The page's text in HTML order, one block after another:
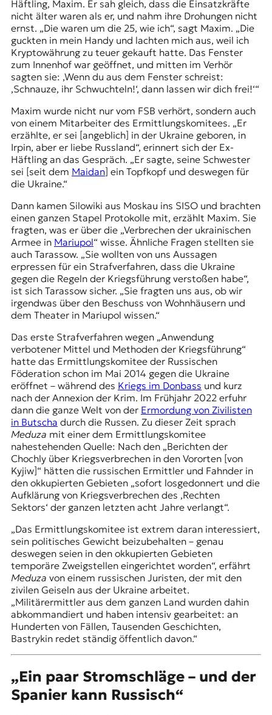
Häftling, Maxim. Er sah gleich, dass die Einsatzkräfte
nicht älter waren als er, und nahm ihre Drohungen nicht
ernst. „Die waren um die 25, wie ich“, sagt Maxim. „Die
guckten in mein Handy und lachten mich aus, weil ich
Kryptowährung zu teuer gekauft hatte. Das Fenster
zum Innenhof war geöffnet, und mitten im Verhör
sagten sie: ‚Wenn du aus dem Fenster schreist:
‚Schnauze, ihr Schwuchteln!‘, dann lassen wir dich frei!‘“
Maxim wurde nicht nur vom FSB verhört, sondern auch
von einem Mitarbeiter des Ermittlungskomitees. „Er
erzählte, er sei [angeblich] in der Ukraine geboren, in
Irpin, aber er liebe Russland“, erinnert sich der Ex-
Häftling an das Gespräch. „Er sagte, seine Schwester
sei [seit dem Maidan] ein Topfkopfund deswegen für
die Ukraine.“
Dann kamen Silowiki aus Moskau ins SISO und brachten
einen ganzen Stapel Protokolle mit, erzählt Maxim. Sie
fragten, was er über die „Verbrechen der ukrainischen
Armee in Mariupol“ wisse. Ähnliche Fragen stellten sie
auch Tarassow. „Sie wollten von uns Aussagen
erpressen für ein Strafverfahren, dass die Ukraine
gegen die Regeln der Kriegsführung verstoßen habe“,
ist sich Tarassow sicher. „Sie fragten uns aus, ob wir
irgendwas über den Beschuss von Wohnhäusern und
dem Theater in Mariupol wissen.“
Das erste Strafverfahren wegen „Anwendung
verbotener Mittel und Methoden der Kriegsführung“
hatte das Ermittlungskomitee der Russischen
Föderation schon im Mai 2014 gegen die Ukraine
eröffnet – während des Kriegs im Donbass und kurz
nach der Annexion der Krim. Im Frühjahr 2022 erfuhr
dann die ganze Welt von der Ermordung von Zivilisten
in Butscha durch die Russen. Zu dieser Zeit sprach
Meduza mit einer dem Ermittlungskomitee
nahestehenden Quelle: Nach den „Berichten der
Chochly über Kriegsverbrechen in den Vororten [von
Kyjiw]“ hätten die russischen Ermittler und Fahnder in
den okkupierten Gebieten „sofort losgedonnert und die
Aufklärung von Kriegsverbrechen des ‚Rechten
Sektors‘ der ganzen letzten acht Jahre verlangt“.
„Das Ermittlungskomitee ist extrem daran interessiert,
sein politisches Gewicht beizubehalten – genau
deswegen seien in den okkupierten Gebieten
temporäre Zweigstellen eingerichtet worden“, erfährt
Meduza von einem russischen Juristen, der mit den
zivilen Geiseln aus der Ukraine arbeitet.
„Militärermittler aus dem ganzen Land wurden dahin
abkommandiert und haben intensiv gearbeitet: an
Hunderten von Fällen, Tausenden Geschichten,
Bastrykin redet ständig öffentlich davon.“
„Ein paar Stromschläge – und der
Spanier kann Russisch“